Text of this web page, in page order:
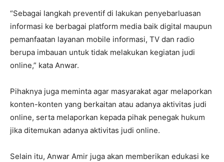
“Sebagai langkah preventif di lakukan penyebarluasan
informasi ke berbagai platform media baik digital maupun
pemanfaatan layanan mobile informasi, TV dan radio
berupa imbauan untuk tidak melakukan kegiatan judi
online,” kata Anwar.
Pihaknya juga meminta agar masyarakat agar melaporkan
konten-konten yang berkaitan atau adanya aktivitas judi
online, serta melaporkan kepada pihak penegak hukum
jika ditemukan adanya aktivitas judi online.
Selain itu, Anwar Amir juga akan memberikan edukasi ke